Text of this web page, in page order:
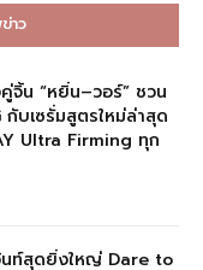
าว
จิ้น “หยิ่น–วอร์” ชวน
กับเซรั่มสูตรใหม่ล่าสุด
Ultra Firming ทุก
นท์สุดยิ่งใหญ่ Dare to